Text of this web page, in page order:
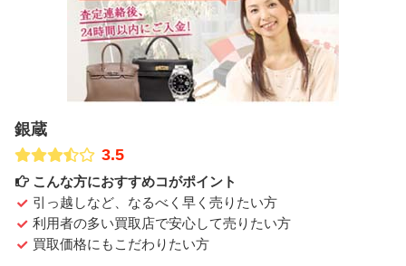
銀蔵
3.5
こんな方におすすめコがポイント
引っ越しなど、なるべく早く売りたい方
利用者の多い買取店で安心して売りたい方
買取価格にもこだわりたい方